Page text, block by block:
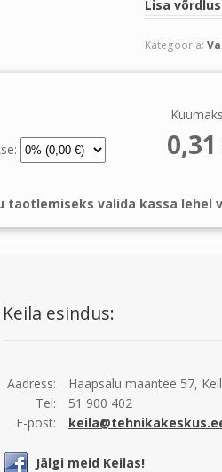
Lisa
Kategooria:
0,31
taotlemiseks valida kassa lehel
Keila esindus:
Aadress:
Haapsalu maantee 57,
Tel:
51 900 402
E-post:
Jälgi meid Keilas!